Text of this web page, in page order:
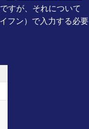
すが、それについて
フン）で入力する必要